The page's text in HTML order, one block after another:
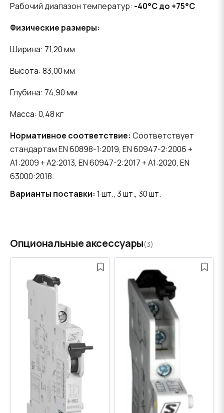
Рабочий диапазон температур: -40°C до +75°C
Физические размеры:
Ширина: 71,20 мм
Высота: 83,00 мм
Глубина: 74,90 мм
Масса: 0,48 кг
Нормативное соответствие: Соответствует
стандартам EN 60898-1:2019, EN 60947-2:2006 +
A1:2009 + A2:2013, EN 60947-2:2017 + A1:2020, EN
63000:2018.
Варианты поставки: 1 шт., 3 шт., 30 шт.
Опциональные аксессуары(3)